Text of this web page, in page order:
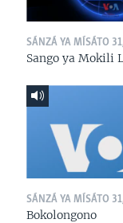
SÁNZÁ YA MÍSÁTO
Sango ya Mokili
SÁNZÁ YA MÍSÁTO
Bokolongono